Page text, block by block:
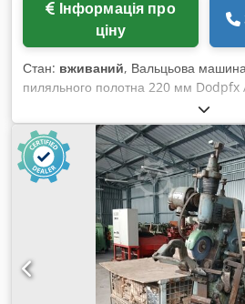
ціну
Стан: вживаний, Вальцьова
пиляльного полотна 220 мм